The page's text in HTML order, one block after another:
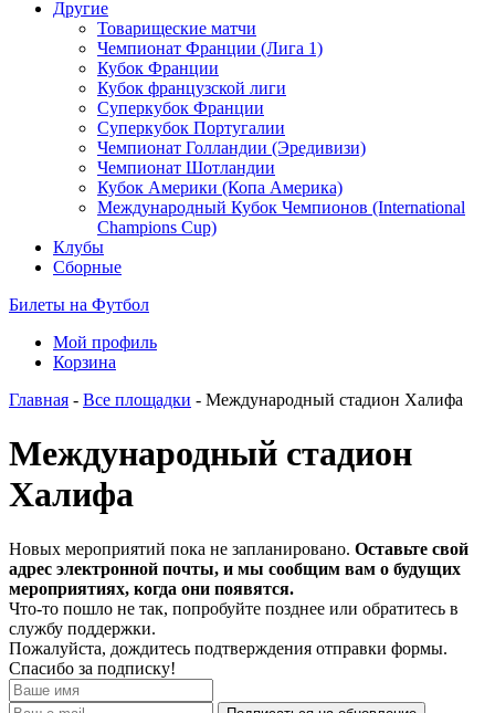
Другие
Товарищеские матчи
Чемпионат Франции (Лига 1)
Кубок Франции
Кубок французской лиги
Суперкубок Франции
Суперкубок Португалии
Чемпионат Голландии (Эредивизи)
Чемпионат Шотландии
Кубок Америки (Копа Америка)
Международный Кубок Чемпионов (International
Champions Cup)
Клубы
Сборные
Билеты на Футбол
Мой профиль
Корзина
Главная - Все площадки - Международный стадион Халифа
Международный стадион
Халифа
Новых мероприятий пока не запланировано. Оставьте свой
адрес электронной почты, и мы сообщим вам о будущих
мероприятиях, когда они появятся.
Что-то пошло не так, попробуйте позднее или обратитесь в
службу поддержки.
Пожалуйста, дождитесь подтверждения отправки формы.
Спасибо за подписку!